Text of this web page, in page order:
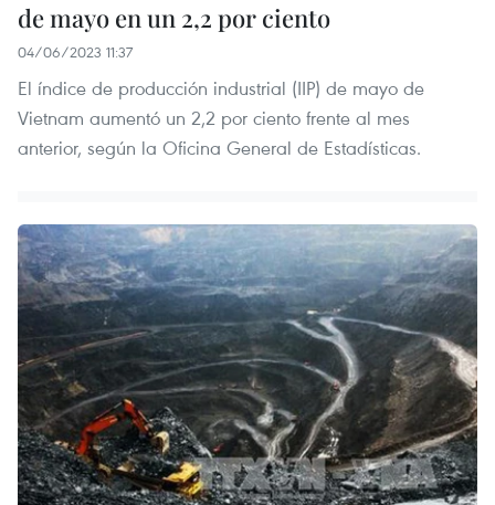
de mayo en un 2,2 por ciento
04/06/2023 11:37
El índice de producción industrial (IIP) de mayo de
Vietnam aumentó un 2,2 por ciento frente al mes
anterior, según la Oficina General de Estadísticas.